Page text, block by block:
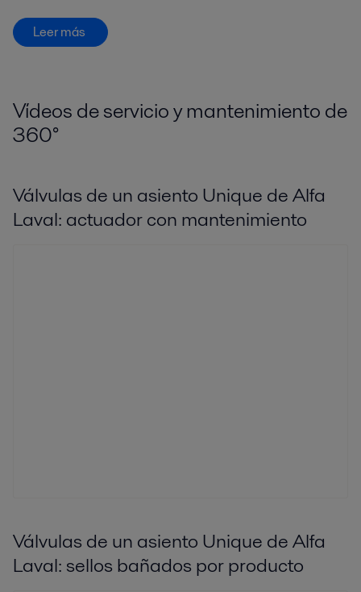
Leer más
Vídeos de servicio y mantenimiento de
360°
Válvulas de un asiento Unique de Alfa
Laval: actuador con mantenimiento
Válvulas de un asiento Unique de Alfa
Laval: sellos bañados por producto